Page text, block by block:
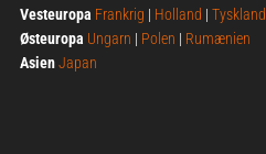
Vesteuropa Frankrig | Holland | Tyskland
Østeuropa Ungarn | Polen | Rumænien
AsienJapan